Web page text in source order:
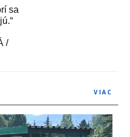
sa
/
VIAC